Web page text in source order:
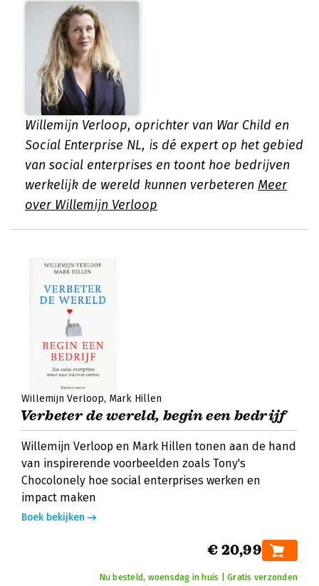
Willemijn Verloop, oprichter van War Child en
Social Enterprise NL, is dé expert op het gebied
van social enterprises en toont hoe bedrijven
werkelijk de wereld kunnen verbeteren Meer
over Willemijn Verloop
Willemijn Verloop Mark Hillen
Verbeter de wereld, begin een bedrijf
Willemijn Verloop en Mark Hillen tonen aan de hand
van inspirerende voorbeelden zoals Tony's
Chocolonely hoe social enterprises werken en
impact maken
Boek bekijken
€ 20,99
Nu besteld, woensdag in huis | Gratis verzonden